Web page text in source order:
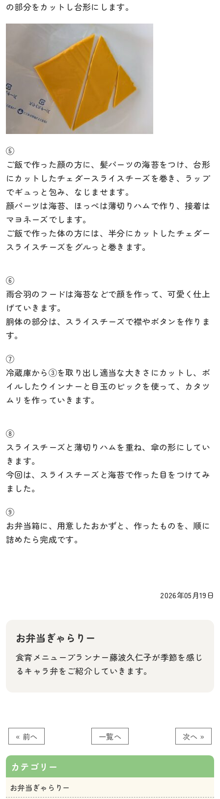
の部分をカットし台形にします。
⑤
ご飯で作った顔の方に、髪パーツの海苔をつけ、台形
にカットしたチェダースライスチーズを巻き、ラップ
でギュっと包み、なじませます。
顔パーツは海苔、ほっぺは薄切りハムで作り、接着は
マヨネーズでします。
ご飯で作った体の方には、半分にカットしたチェダー
スライスチーズをグルっと巻きます。
⑥
雨合羽のフードは海苔などで顔を作って、可愛く仕上
げていきます。
胴体の部分は、スライスチーズで襟やボタンを作りま
す。
⑦
冷蔵庫から③を取り出し適当な大きさにカットし、ボ
イルしたウインナーと目玉のピックを使って、カタツ
ムリを作っていきます。
⑧
スライスチーズと薄切りハムを重ね、傘の形にしてい
きます。
今回は、スライスチーズと海苔で作った目をつけてみ
ました。
⑨
お弁当箱に、用意したおかずと、作ったものを、順に
詰めたら完成です。
2026年05月19日
お弁当ぎゃらりー
食育メニュープランナー藤波久仁子が季節を感じ
るキャラ弁をご紹介していきます。
« 前へ 一覧へ 次へ »
カテゴリー
お弁当ぎゃらりー